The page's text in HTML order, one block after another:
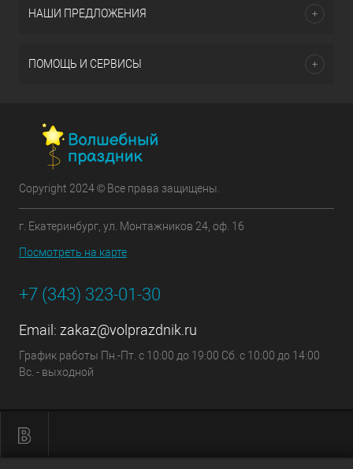
НАШИ ПРЕДЛОЖЕНИЯ
ПОМОЩЬ И СЕРВИСЫ
Copyright 2024 © Все права защищены.
г. Екатеринбург, ул. Монтажников 24, оф. 16
Посмотреть на карте
+7 (343) 323-01-30
Email: zakaz@volprazdnik.ru
График работы Пн.-Пт. с 10:00 до 19:00 Сб. с 10:00 до 14:00
Вс. - выходной